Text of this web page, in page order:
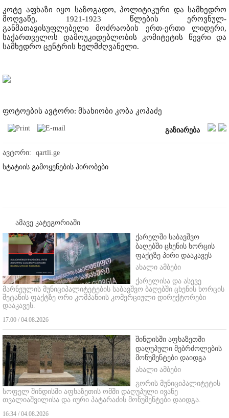
კოტე აფხაზი იყო საზოგადო, პოლიტიკური და სამხედრო
მოღვაწე, 1921-1923 წლების ეროვნულ-
განმათავისუფლებელი მოძრაობის ერთ-ერთი ლიდერი,
საქართველოს დამოუკიდებლობის კომიტეტის წევრი და
სამხედრო ცენტრის ხელმძღვანელი.
ფოტოების ავტორი: მსახიობი კობა კოპაძე
გაზიარება
ავტორი:
qartli.ge
სტატიის გამოყენების პირობები
ამავე კატეგორიაში
ქარელში საბავშვო
ბაღებში ცხენის ხორცის
ფაქტზე პირი დააკავეს
ახალი ამბები
ქარელისა და ასევე
მარნეულის მუნიციპალიტეტების საბავშვო ბაღებში ცხენის ხორცის
შეტანის ფაქტზე ორი კომპანიის კომერციული დირექტორები
დააკავეს.
17:00 / 04.08.2026
შინდისში აფხაზეთში
დაღუპული მებრძოლების
მონუმენტები დაიდგა
ახალი ამბები
გორის მუნიციპალიტეტის
სოფელ შინდისში აფხაზეთის ომში დაღუპული ივანე
თვალიაშვილისა და იური პატარაძის მონუმენტები დაიდგა.
16:34 / 04.08.2026